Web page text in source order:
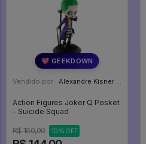
💖 GEEKDOWN
Vendido por: Alexandre Kisner - PR
Action Figures Joker Q Posket
- Suicide Squad
R$ 160,00 10% OFF